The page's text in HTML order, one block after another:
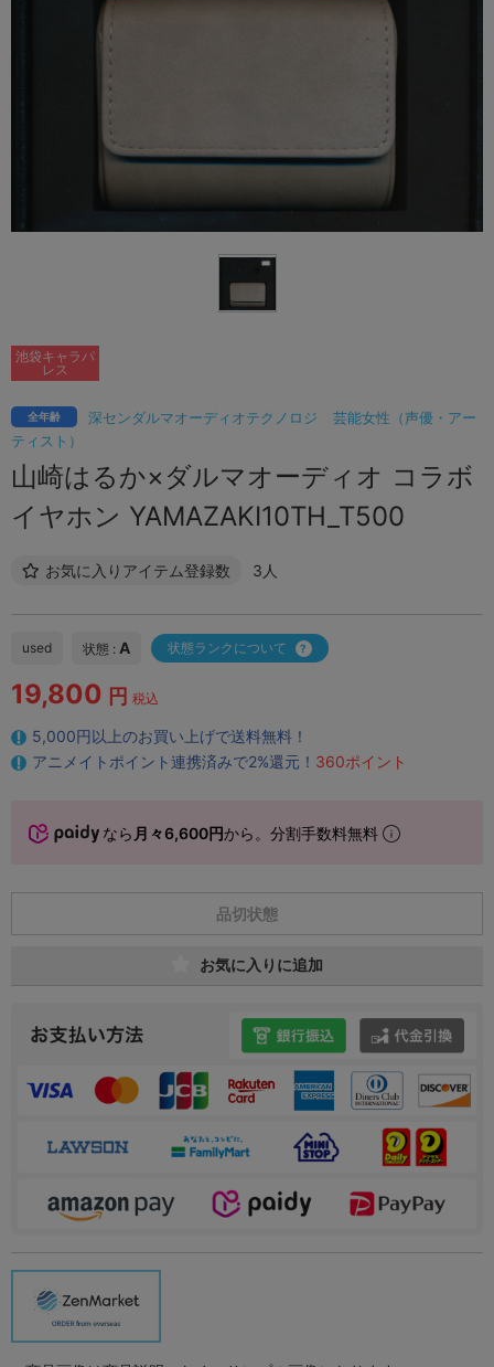
深センダルマオーディオテクノロジ
芸能女性（声優・アー
ティスト）
全年齢
山崎はるか×ダルマオーディオ コラボ
イヤホン YAMAZAKI10TH_T500
お気に入りアイテム登録数 3人
池袋キャラパ
レス
used 状態 : A 状態ランクについて
19,800 円 税込
5,000円以上のお買い上げで送料無料！
アニメイトポイント連携済みで2%還元！ 360ポイント
なら 月々6,600円から。分割手数料無料
品切状態
お気に入りに追加